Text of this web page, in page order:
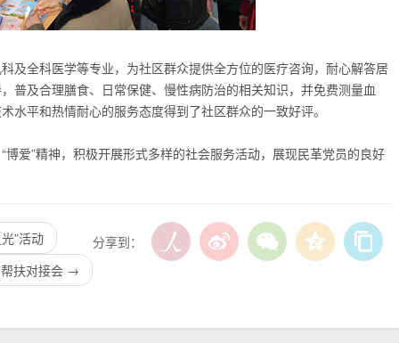
及全科医学等专业，为社区群众提供全方位的医疗咨询，耐心解答居
普及合理膳食、日常保健、慢性病防治的相关知识，并免费测量血
水平和热情耐心的服务态度得到了社区群众的一致好评。
“博爱”精神，积极开展形式多样的社会服务活动，展现民革党员的良好
分享到：
”活动
扶对接会 →